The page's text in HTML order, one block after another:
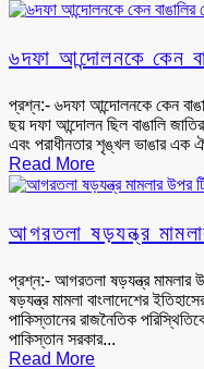
৬দফা আন্দোলনকে কেন
প্রশ্ন:- ৬দফা আন্দোলনকে কেন
ছয় দফা আন্দোলন ছিল বাঙালি জাতির
এবং পরাধীনতার শৃঙ্খল ভাঙার এক
Read More
আগরতলা ষড়যন্ত্র
প্রশ্ন:- আগরতলা ষড়যন্ত্র
ষড়যন্ত্র মামলা বাংলাদেশের
পাকিস্তানের রাজনৈতিক
পাকিস্তান সরকার...
Read More